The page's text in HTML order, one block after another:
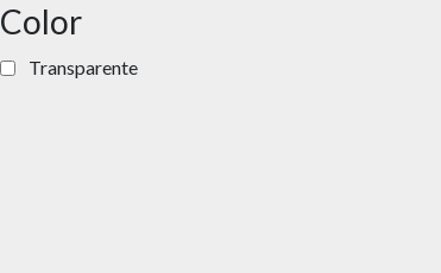
Color
Transparente